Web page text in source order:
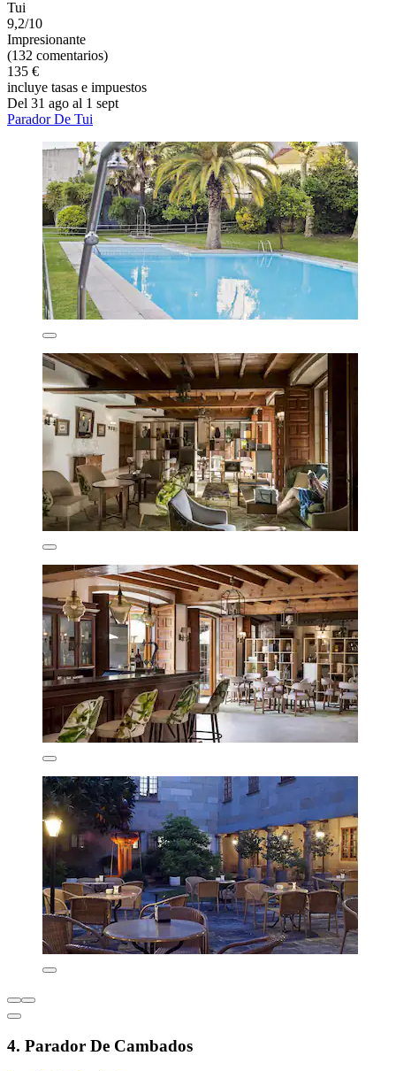
Tui
9,2/10
Impresionante
(132 comentarios)
135 €
incluye tasas e impuestos
Del 31 ago al 1 sept
Parador De Tui
4. Parador De Cambados